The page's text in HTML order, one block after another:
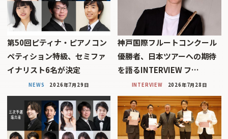
第50回ピティナ・ピアノコン
ペティション特級、セミファ
イナリスト6名が決定
NEWS 2026年7月29日
神戸国際フルートコンクール
優勝者、日本ツアーへの期待
を語るINTERVIEW フ…
INTERVIEW 2026年7月28日